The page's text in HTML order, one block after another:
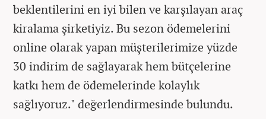
beklentilerini en iyi bilen ve karşılayan araç
kiralama şirketiyiz. Bu sezon ödemelerini
online olarak yapan müşterilerimize yüzde
30 indirim de sağlayarak hem bütçelerine
katkı hem de ödemelerinde kolaylık
sağlıyoruz." değerlendirmesinde bulundu.